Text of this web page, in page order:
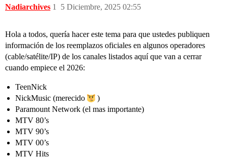
Nadiarchives 5 Diciembre, 2025 02:55
1
Hola a todos, quería hacer este tema para que ustedes publiquen
información de los reemplazos oficiales en algunos operadores
(cable/satélite/IP) de los canales listados aquí que van a cerrar
cuando empiece el 2026:
TeenNick
NickMusic (merecido
)
Paramount Network (el mas importante)
MTV 80’s
MTV 90’s
MTV 00’s
MTV Hits